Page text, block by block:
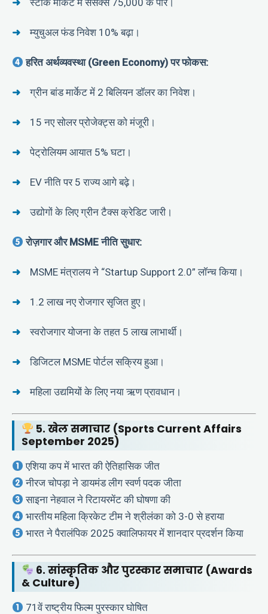
स्टॉक मार्केट में सेंसेक्स 75,000 के पार।
म्युचुअल फंड निवेश 10% बढ़ा।
हरित अर्थव्यवस्था (Green Economy) पर फोकस:
ग्रीन बांड मार्केट में 2 बिलियन डॉलर का निवेश।
15 नए सोलर प्रोजेक्ट्स को मंजूरी।
पेट्रोलियम आयात 5% घटा।
EV नीति पर 5 राज्य आगे बढ़े।
उद्योगों के लिए ग्रीन टैक्स क्रेडिट जारी।
रोज़गार और MSME नीति सुधार:
MSME मंत्रालय ने “Startup Support 2.0” लॉन्च किया।
1.2 लाख नए रोजगार सृजित हुए।
स्वरोजगार योजना के तहत 5 लाख लाभार्थी।
डिजिटल MSME पोर्टल सक्रिय हुआ।
महिला उद्यमियों के लिए नया ऋण प्रावधान।
5. खेल समाचार (Sports Current Affairs
September 2025)
एशिया कप में भारत की ऐतिहासिक जीत
नीरज चोपड़ा ने डायमंड लीग स्वर्ण पदक जीता
साइना नेहवाल ने रिटायरमेंट की घोषणा की
भारतीय महिला क्रिकेट टीम ने श्रीलंका को 3-0 से हराया
भारत ने पैरालंपिक 2025 क्वालिफायर में शानदार प्रदर्शन किया
6. सांस्कृतिक और पुरस्कार समाचार (Awards
& Culture)
71वें राष्ट्रीय फिल्म पुरस्कार घोषित